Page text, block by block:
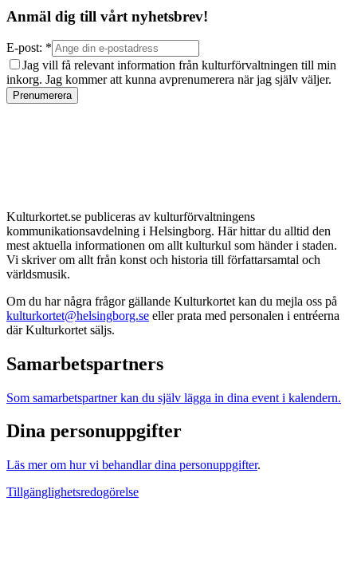
Anmäl dig till vårt nyhetsbrev!
E-post: *
Jag vill få relevant information från kulturförvaltningen till min
inkorg. Jag kommer att kunna avprenumerera när jag själv väljer.
Prenumerera
Kulturkortet.se publiceras av kulturförvaltningens
kommunikationsavdelning i Helsingborg. Här hittar du alltid den
mest aktuella informationen om allt kulturkul som händer i staden.
Vi skriver om allt från konst och historia till författarsamtal och
världsmusik.
Om du har några frågor gällande Kulturkortet kan du mejla oss på
kulturkortet@helsingborg.se eller prata med personalen i entréerna
där Kulturkortet säljs.
Samarbetspartners
Som samarbetspartner kan du själv lägga in dina event i kalendern.
Dina personuppgifter
Läs mer om hur vi behandlar dina personuppgifter.
Tillgänglighetsredogörelse